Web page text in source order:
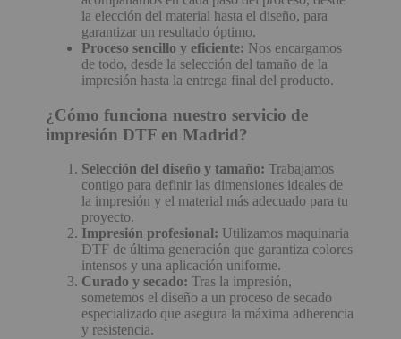
la elección del material hasta el diseño, para
garantizar un resultado óptimo.
Proceso sencillo y eficiente: Nos encargamos
de todo, desde la selección del tamaño de la
impresión hasta la entrega final del producto.
¿Cómo funciona nuestro servicio de
impresión DTF en Madrid?
Selección del diseño y tamaño: Trabajamos
contigo para definir las dimensiones ideales de
la impresión y el material más adecuado para tu
proyecto.
Impresión profesional: Utilizamos maquinaria
DTF de última generación que garantiza colores
intensos y una aplicación uniforme.
Curado y secado: Tras la impresión,
sometemos el diseño a un proceso de secado
especializado que asegura la máxima adherencia
y resistencia.